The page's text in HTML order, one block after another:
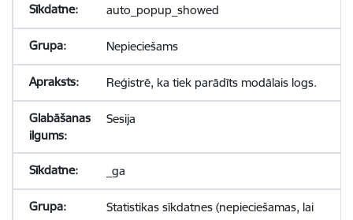
auto_popup_showed
Nepieciešams
Reģistrē, ka tiek parādīts modālais logs.
Sesija
_ga
Statistikas sīkdatnes (nepieciešamas, lai